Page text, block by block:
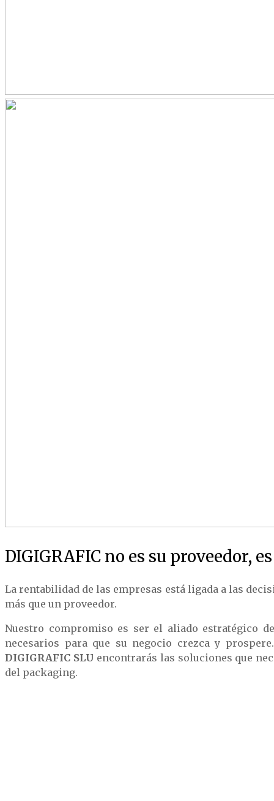
DIGIGRAFIC no es su proveedor,
La rentabilidad de las empresas está ligada a las
más que un proveedor.
Nuestro compromiso es ser el aliado estratégico
necesarios para que su negocio crezca y
DIGIGRAFIC SLU encontrarás las soluciones que
del packaging.